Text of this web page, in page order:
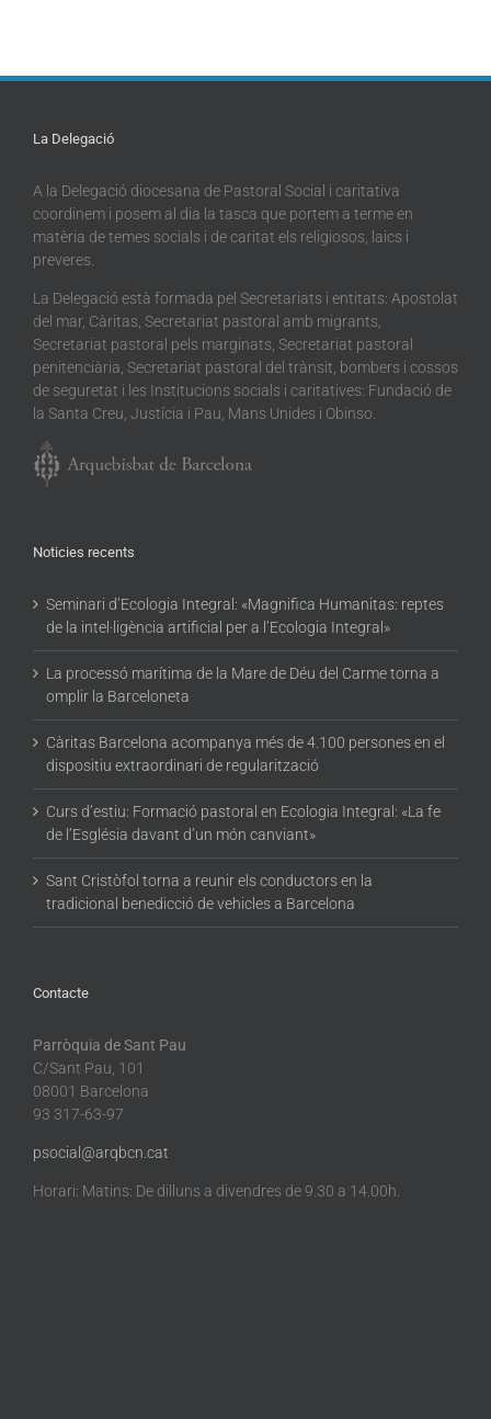
La Delegació
A la Delegació diocesana de Pastoral Social i caritativa
coordinem i posem al dia la tasca que portem a terme en
matèria de temes socials i de caritat els religiosos, laics i
preveres.
La Delegació està formada pel Secretariats i entitats: Apostolat
del mar, Càritas, Secretariat pastoral amb migrants,
Secretariat pastoral pels marginats, Secretariat pastoral
penitenciària, Secretariat pastoral del trànsit, bombers i cossos
de seguretat i les Institucions socials i caritatives: Fundació de
la Santa Creu, Justícia i Pau, Mans Unides i Obinso.
Noticies recents
Seminari d’Ecologia Integral: «Magnifica Humanitas: reptes
de la intel·ligència artificial per a l’Ecologia Integral»
La processó marítima de la Mare de Déu del Carme torna a
omplir la Barceloneta
Càritas Barcelona acompanya més de 4.100 persones en el
dispositiu extraordinari de regularització
Curs d’estiu: Formació pastoral en Ecologia Integral: «La fe
de l’Església davant d’un món canviant»
Sant Cristòfol torna a reunir els conductors en la
tradicional benedicció de vehicles a Barcelona
Contacte
Parròquia de Sant Pau
C/Sant Pau, 101
08001 Barcelona
93 317-63-97
psocial@arqbcn.cat
Horari: Matins: De dilluns a divendres de 9.30 a 14.00h.